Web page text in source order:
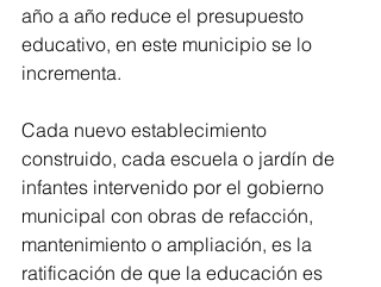
año a año reduce el presupuesto
educativo, en este municipio se lo
incrementa.
Cada nuevo establecimiento
construido, cada escuela o jardín de
infantes intervenido por el gobierno
municipal con obras de refacción,
mantenimiento o ampliación, es la
ratificación de que la educación es